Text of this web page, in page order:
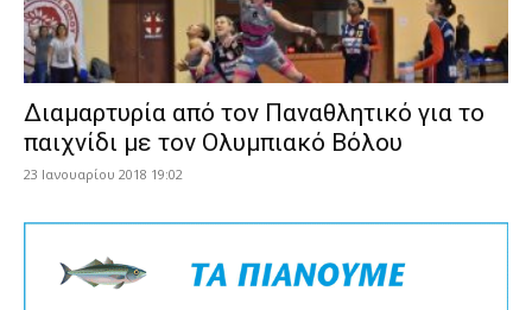
Διαμαρτυρία από τον Παναθλητικό για το
παιχνίδι με τον Ολυμπιακό Βόλου
23 Ιανουαρίου 2018 19:02